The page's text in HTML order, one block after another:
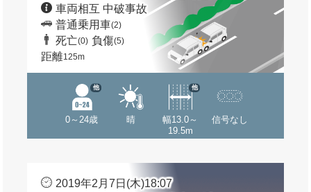
車両相互 中破事故
普通乗用車(2)
死亡(0) 負傷(5)
距離125m
0～24歳
他
晴
幅13.0～
19.5m
他
信号なし
2019年2月7日(木)18:07